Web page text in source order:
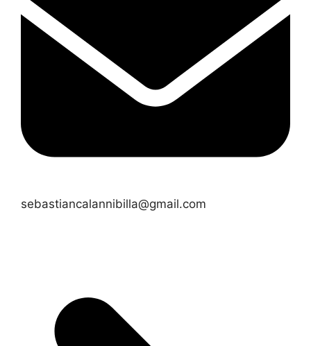
sebastiancalannibilla@gmail.com